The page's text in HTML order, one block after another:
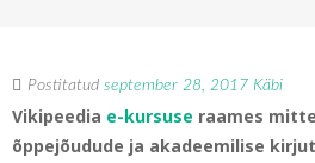
Postitatud september 28, 2017 Käbi
Vikipeedia e-kursuse raames
õppejõudude ja akadeemilise